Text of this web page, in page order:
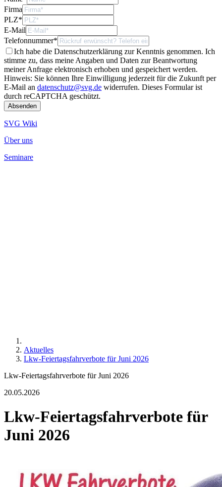
Firma
PLZ*
E-Mail
Telefonnummer*
Ich habe die Datenschutzerklärung zur Kenntnis genommen. Ich
stimme zu, dass meine Angaben und Daten zur Beantwortung
meiner Anfrage elektronisch erhoben und gespeichert werden.
Hinweis: Sie können Ihre Einwilligung jederzeit für die Zukunft per
E-Mail an datenschutz@svg.de widerrufen. Dieses Formular ist
durch reCAPTCHA geschützt.
SVG Wiki
Über uns
Seminare
Aktuelles
Lkw-Feiertagsfahrverbote für Juni 2026
Lkw-Feiertagsfahrverbote für Juni 2026
20.05.2026
Lkw-Feiertagsfahrverbote für
Juni 2026